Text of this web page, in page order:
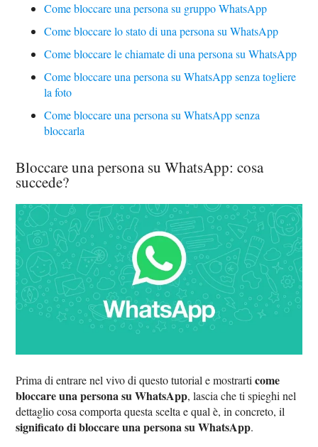
Come bloccare una persona su gruppo WhatsApp
Come bloccare lo stato di una persona su WhatsApp
Come bloccare le chiamate di una persona su WhatsApp
Come bloccare una persona su WhatsApp senza togliere
la foto
Come bloccare una persona su WhatsApp senza
bloccarla
Bloccare una persona su WhatsApp: cosa
succede?
Prima di entrare nel vivo di questo tutorial e mostrarticome
bloccare una persona su WhatsApp, lascia che ti spieghi nel
dettaglio cosa comporta questa scelta e qual è, in concreto, il
significato di bloccare una persona su WhatsApp.